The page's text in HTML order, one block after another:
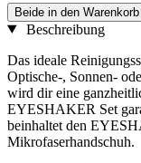
Beide in den Warenkorb
Beschreibung
Das ideale
Optische-, Sonnen-
wird dir eine
EYESHAKER Set
beinhaltet den
Mikrofaserhandschuh.